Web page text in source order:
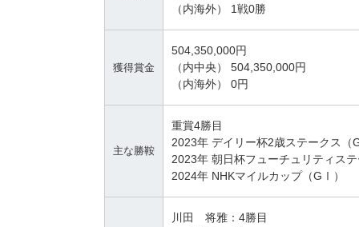
（内海外） 1戦0勝
獲得賞金
504,350,000円
（内中央） 504,350,000円
（内海外） 0円
主な勝鞍
重賞4勝目
2023年 デイリー杯2歳ステークス
2023年 朝日杯フューチュリティス
2024年 NHKマイルカップ（GⅠ）
川田 将雅：4勝目